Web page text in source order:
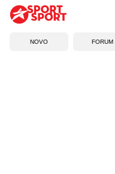
NOVO FORUM